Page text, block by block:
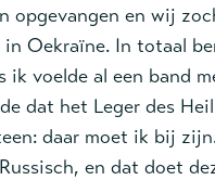
opgevangen en wij
in Oekraïne. In totaal
ik voelde al een band
dat het Leger des
daar moet ik bij
en dat doet